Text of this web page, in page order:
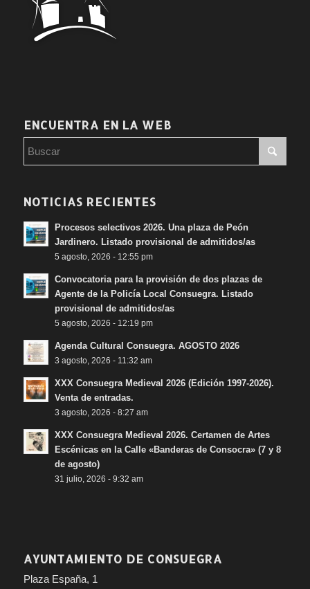
ENCUENTRA EN LA WEB
NOTICIAS RECIENTES
Procesos selectivos 2026. Una plaza de Peón
Jardinero. Listado provisional de admitidos/as
5 agosto, 2026 - 12:55 pm
Convocatoria para la provisión de dos plazas de
Agente de la Policía Local Consuegra. Listado
provisional de admitidos/as
5 agosto, 2026 - 12:19 pm
Agenda Cultural Consuegra. AGOSTO 2026
3 agosto, 2026 - 11:32 am
XXX Consuegra Medieval 2026 (Edición 1997-2026).
Venta de entradas.
3 agosto, 2026 - 8:27 am
XXX Consuegra Medieval 2026. Certamen de Artes
Escénicas en la Calle «Banderas de Consocra» (7 y 8
de agosto)
31 julio, 2026 - 9:32 am
AYUNTAMIENTO DE CONSUEGRA
Plaza España, 1